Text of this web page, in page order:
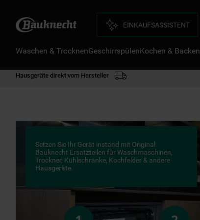
EINKAUFSASSISTENT
Waschen & TrocknenGeschirrspülenKochen & Backen
Hausgeräte direkt vom Hersteller
Setzen Sie Ihr Gerät instand mit Original
Bauknecht Ersatzteilen für Waschmaschinen,
Trockner, Kühlschränke, Kochfelder & andere
Hausgeräte.